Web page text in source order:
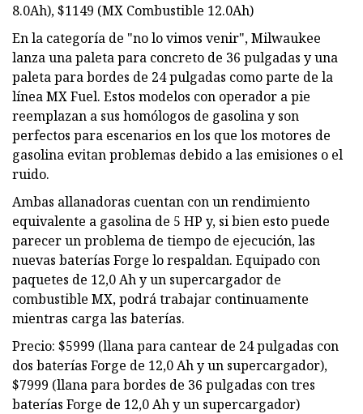
8.0Ah), $1149 (MX Combustible 12.0Ah)
En la categoría de "no lo vimos venir", Milwaukee
lanza una paleta para concreto de 36 pulgadas y una
paleta para bordes de 24 pulgadas como parte de la
línea MX Fuel. Estos modelos con operador a pie
reemplazan a sus homólogos de gasolina y son
perfectos para escenarios en los que los motores de
gasolina evitan problemas debido a las emisiones o el
ruido.
Ambas allanadoras cuentan con un rendimiento
equivalente a gasolina de 5 HP y, si bien esto puede
parecer un problema de tiempo de ejecución, las
nuevas baterías Forge lo respaldan. Equipado con
paquetes de 12,0 Ah y un supercargador de
combustible MX, podrá trabajar continuamente
mientras carga las baterías.
Precio: $5999 (llana para cantear de 24 pulgadas con
dos baterías Forge de 12,0 Ah y un supercargador),
$7999 (llana para bordes de 36 pulgadas con tres
baterías Forge de 12,0 Ah y un supercargador)